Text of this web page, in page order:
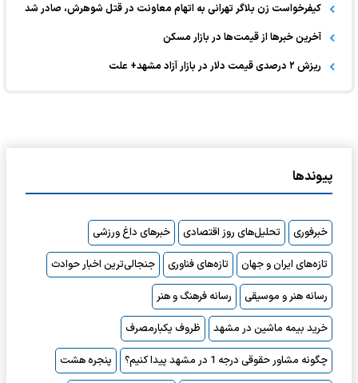
کیفرخواست زن بلاگر تهرانی به اتهام معاونت در قتل شوهرش، صادر شد
آخرین خبر‌ها از قیمت‌ها در بازار مسکن
ریزش ۲ درصدی قیمت دلار در بازار آزاد مشهد+ علت
پیوندها
خبرفوری تحلیل‌های روز اقتصادی
خبرهای داغ ورزشی
تازه‌های ایران و جهان
تازه‌های فناوری
جنجالی‌ترین اخبار حوادث
رسانه هنر و موسیقی
رسانه فرهنگ و هنر
خرید بیمه ماشین در مشهد
ظروف یکبارمصرف
چگونه مشاور حقوقی درجه 1 در مشهد پیدا کنیم؟
پنجره هشت